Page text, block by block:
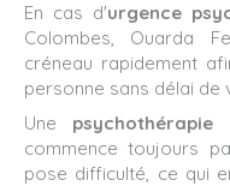
En cas d'urgence
Colombes, Ouarda
créneau rapidement
personne sans délai
Une psychothérapie
commence toujours
pose difficulté, ce qui